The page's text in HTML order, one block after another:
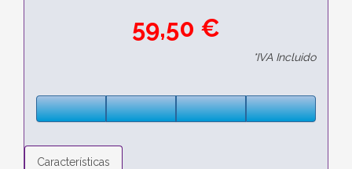
59,50 €
*IVA Incluido
Características